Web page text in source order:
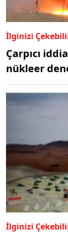
İlginizi
Çarpıcı
nükleer
İlginizi